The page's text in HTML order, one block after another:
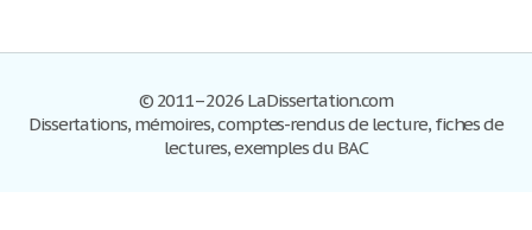
© 2011–2026 LaDissertation.com
Dissertations, mémoires, comptes-rendus de lecture, fiches de
lectures, exemples du BAC